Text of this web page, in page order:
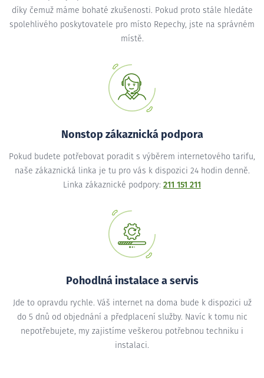
díky čemuž máme bohaté zkušenosti. Pokud proto stále hledáte
spolehlivého poskytovatele pro místo Repechy, jste na správném
místě.
Nonstop zákaznická podpora
Pokud budete potřebovat poradit s výběrem internetového tarifu,
naše zákaznická linka je tu pro vás k dispozici 24 hodin denně.
Linka zákaznické podpory: 211 151 211
Pohodlná instalace a servis
Jde to opravdu rychle. Váš internet na doma bude k dispozici už
do 5 dnů od objednání a předplacení služby. Navíc k tomu nic
nepotřebujete, my zajistíme veškerou potřebnou techniku i
instalaci.